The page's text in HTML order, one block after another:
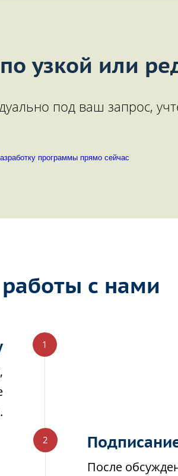
узкой или
под ваш запрос,
программы прямо сейчас
с нами
После